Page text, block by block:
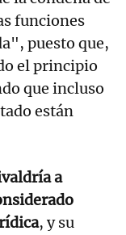
funciones
puesto que,
el principio
que incluso
están
a
, y su